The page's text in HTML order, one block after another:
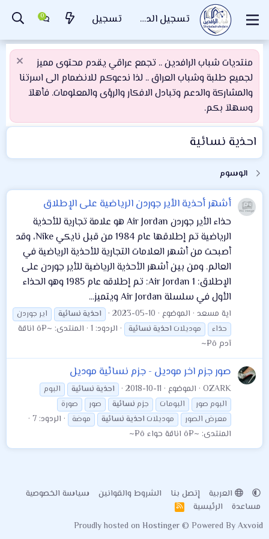
تسجيل الدخول تسجيل
منتديات شباب الرافدين .. تجمع عراقي يقدم محتوى مميز
لجميع طلبة وشباب العراق .. لذا ندعوكم للانضمام الى اسرتنا
والمشاركة والدعم وتبادل الافكار والرؤى والمعلومات. فأهلاَ
وسهلاَ بكم.
احذية نسائية
الوسوم
أشهر أحذية الأير جوردن الرياضية على الإطلاق
حذاء الأير جوردن Air Jordan هو علامة تجارية للأحذية
الرياضية تم إطلاقها عام 1984 من قبل نايكي Nike، وقد
أصبحت من أشهر العلامات التجارية للأحذية الرياضية في
العالم. ومن بين أشهر الأحذية الرياضية للأير جوردن على
الإطلاق: Air Jordan 1: تم إطلاقه عام 1985 وهو الحذاء
الأول في سلسلة Air Jordan ويتميز...
اية مسعد الموضوع 2023-05-10 احذية نسائية
اير جوردن
حذاء
موديلات احذية نسائية الردود: 1 المنتدى:
~¤ô اناقة
آدم ô¤~
صور جزم اخر موديل - جزم نسائية موديل
OZARK الموضوع 2018-10-11 احذية نسائية
البوم
البوم صور
البومات جزم نسائية صور
صورة
معرض الصور
موديلات احذية نسائية موضة
الردود: 7
المنتدى: ~¤ô اناقة حواء ô¤~
العربية إتصل بنا الشروط والقوانين
سياسة الخصوصية
مساعدة
الرئيسية
R
S
Proudly hosted on Hostinger© Powered ByAxvoid